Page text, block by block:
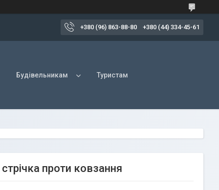
+380 (96) 863-88-80 +380 (44) 334-45-61
Будівельникам Туристам
проти ковзання